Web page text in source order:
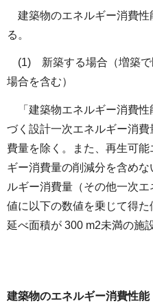
建築物のエネルギー消費性
る。
(1) 新築する場合（増築で
場合を含む）
「建築物エネルギー消費性
づく設計一次エネルギー消
費量を除く。また、再生可
ギー消費量の削減分を含め
ルギー消費量（その他一次
値に以下の数値を乗じて得た
延べ面積が 300 m2未満の施
建築物のエネルギー消費性能